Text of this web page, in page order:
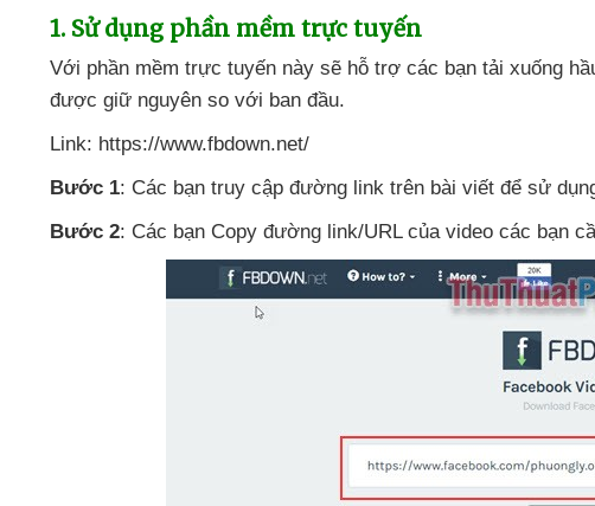
1. Sử dụng phần mềm trực tuyến
Với phần mềm trực tuyến này sẽ hỗ trợ các bạn tải xuống
được giữ nguyên so với ban đầu.
Link: https://www.fbdown.net/
Bước 1: Các bạn truy cập đường link trên bài viết để sử
Bước 2: Các bạn Copy đường link/URL của video các bạn